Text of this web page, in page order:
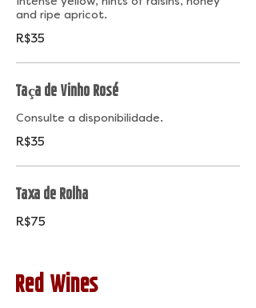
and ripe apricot.
R$35
Taça de Vinho Rosé
Consulte a disponibilidade.
R$35
Taxa de Rolha
R$75
Red Wines